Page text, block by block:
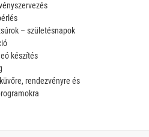
– születésnapok
készítés
rendezvényre és